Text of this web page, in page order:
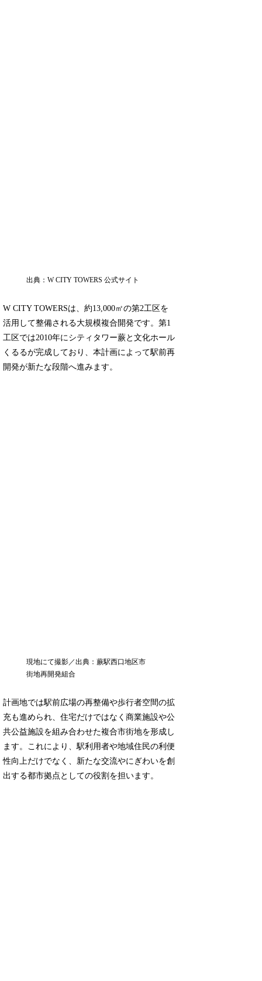
出典：W CITY TOWERS 公式サイト
W CITY TOWERSは、約13,000㎡の第2工区を
活用して整備される大規模複合開発です。第1
工区では2010年にシティタワー蕨と文化ホール
くるるが完成しており、本計画によって駅前再
開発が新たな段階へ進みます。
現地にて撮影／出典：蕨駅西口地区市
街地再開発組合
計画地では駅前広場の再整備や歩行者空間の拡
充も進められ、住宅だけではなく商業施設や公
共公益施設を組み合わせた複合市街地を形成し
ます。これにより、駅利用者や地域住民の利便
性向上だけでなく、新たな交流やにぎわいを創
出する都市拠点としての役割を担います。